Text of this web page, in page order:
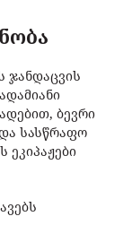
ჯანდაცვის
ბევრი
სასწრაფო
ეკიპაჟები